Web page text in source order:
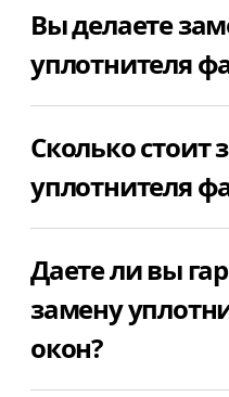
Вы делаете
уплотнителя
окон. Позвоните
мастера для замены
в Сосновый Бор
Сколько стоит
уплотнителя
Сосновый Бор зависит
от 100₽ за погонный
Даете ли вы
замену
окон?